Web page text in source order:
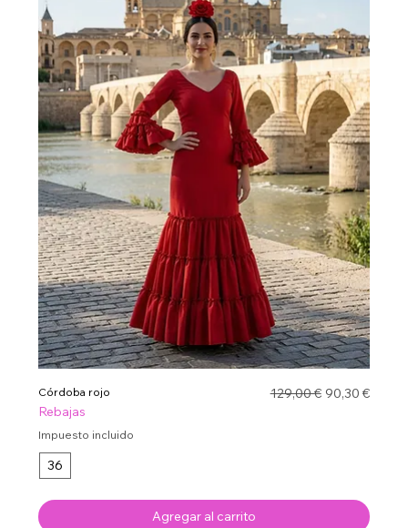
Córdoba rojo Precio
129,00 € Precio de
90,30 €
Rebajas
Impuesto incluido
36
Agregar al carrito